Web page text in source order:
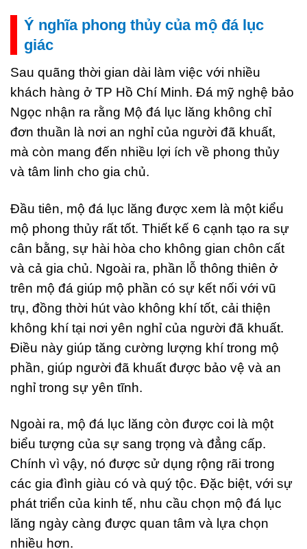
Ý nghĩa phong thủy của mộ đá lục
giác
Sau quãng thời gian dài làm việc với nhiều
khách hàng ở TP Hồ Chí Minh. Đá mỹ nghệ bảo
Ngọc nhận ra rằng Mộ đá lục lăng không chỉ
đơn thuần là nơi an nghỉ của người đã khuất,
mà còn mang đến nhiều lợi ích về phong thủy
và tâm linh cho gia chủ.
Đầu tiên, mộ đá lục lăng được xem là một kiểu
mộ phong thủy rất tốt. Thiết kế 6 cạnh tạo ra sự
cân bằng, sự hài hòa cho không gian chôn cất
và cả gia chủ. Ngoài ra, phần lỗ thông thiên ở
trên mộ đá giúp mộ phần có sự kết nối với vũ
trụ, đồng thời hút vào không khí tốt, cải thiện
không khí tại nơi yên nghỉ của người đã khuất.
Điều này giúp tăng cường lượng khí trong mộ
phần, giúp người đã khuất được bảo vệ và an
nghỉ trong sự yên tĩnh.
Ngoài ra, mộ đá lục lăng còn được coi là một
biểu tượng của sự sang trọng và đẳng cấp.
Chính vì vậy, nó được sử dụng rộng rãi trong
các gia đình giàu có và quý tộc. Đặc biệt, với sự
phát triển của kinh tế, nhu cầu chọn mộ đá lục
lăng ngày càng được quan tâm và lựa chọn
nhiều hơn.